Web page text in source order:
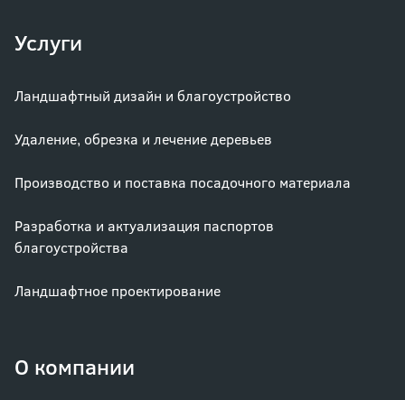
Услуги
Ландшафтный дизайн и благоустройство
Удаление, обрезка и лечение деревьев
Производство и поставка посадочного материала
Разработка и актуализация паспортов
благоустройства
Ландшафтное проектирование
О компании